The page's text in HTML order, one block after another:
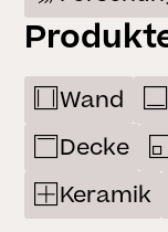
Wand
Decke
Keramik